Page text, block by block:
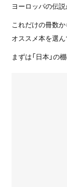
ヨーロッパの伝説
これだけの冊数
オススメ本を選ん
まずは「日本」の